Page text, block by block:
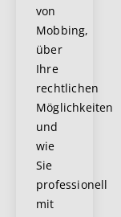
von
Mobbing,
über
Ihre
rechtlichen
Möglichkeiten
und
wie
Sie
professionell
mit